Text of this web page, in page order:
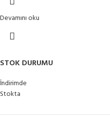
STOK DURUMU
İndirimde
Stokta
Devamını oku